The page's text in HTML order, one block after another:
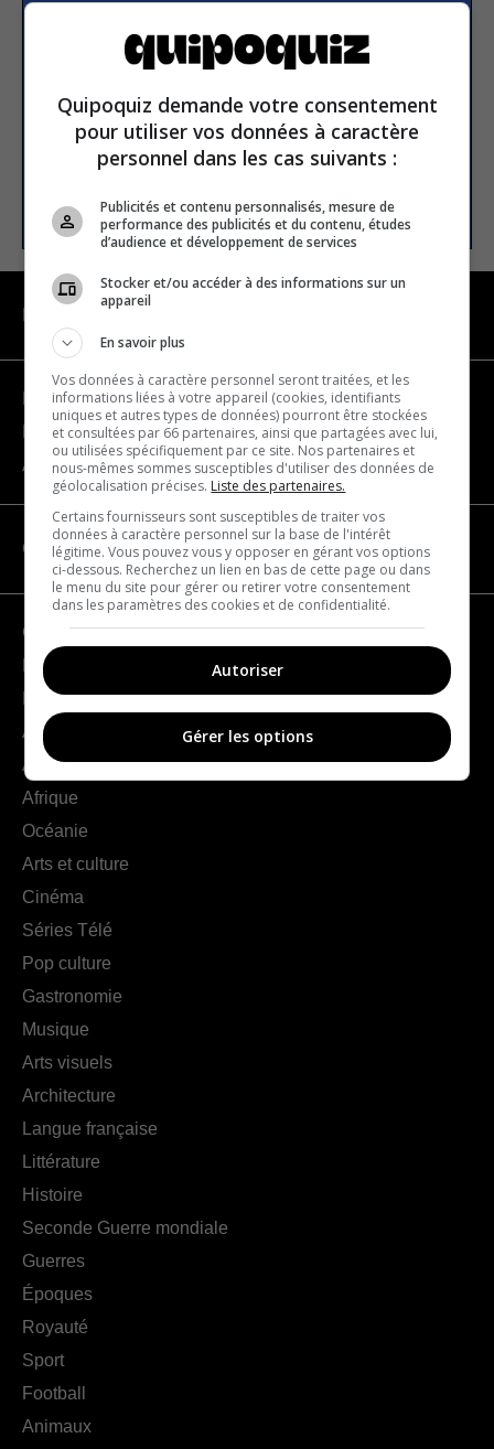
S’inscrire à la newsletter
E-mail
S’INSCRIRE
NAVIGATION
Devenir partenaire
Nous joindre
À propos
CATÉGORIES
Géographie
France
Europe
Amériques
Asie
Afrique
Océanie
Arts et culture
Cinéma
Séries Télé
Pop culture
Gastronomie
Musique
Arts visuels
Architecture
Langue française
Littérature
Histoire
Seconde Guerre mondiale
Guerres
Époques
Royauté
Sport
Football
Animaux
Quipoquiz demande votre consentement
pour utiliser vos données à caractère
personnel dans les cas suivants :
Publicités et contenu personnalisés, mesure de
performance des publicités et du contenu, études
d’audience et développement de services
Stocker et/ou accéder à des informations sur un
appareil
En savoir plus
Vos données à caractère personnel seront traitées, et les
informations liées à votre appareil (cookies, identifiants
uniques et autres types de données) pourront être stockées
et consultées par 66 partenaires, ainsi que partagées avec lui,
ou utilisées spécifiquement par ce site. Nos partenaires et
nous-mêmes sommes susceptibles d'utiliser des données de
géolocalisation précises. Liste des partenaires.
Certains fournisseurs sont susceptibles de traiter vos
données à caractère personnel sur la base de l'intérêt
légitime. Vous pouvez vous y opposer en gérant vos options
ci-dessous. Recherchez un lien en bas de cette page ou dans
le menu du site pour gérer ou retirer votre consentement
dans les paramètres des cookies et de confidentialité.
Autoriser
Gérer les options